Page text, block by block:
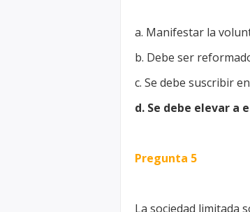
a. Manifestar la
b. Debe ser
c. Se debe suscribir
d. Se debe elevar a
Pregunta 5
La sociedad limitada